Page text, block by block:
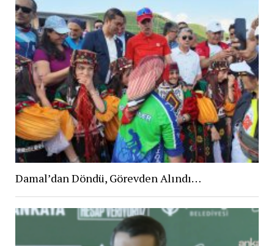
Damal’dan Döndü, Görevden Alındı…